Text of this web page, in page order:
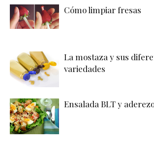
Cómo limpiar fresas
La mostaza y sus
variedades
Ensalada BLT y